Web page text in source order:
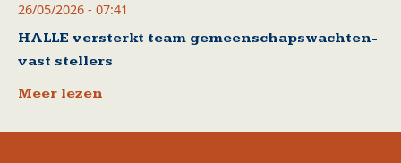
26/05/2026 - 07:41
HALLE versterkt team gemeenschapswachten-
vast stellers
Meer lezen